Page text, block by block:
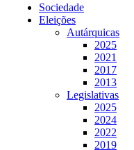
Sociedade
Eleições
Autárquicas
2025
2021
2017
2013
Legislativas
2025
2024
2022
2019